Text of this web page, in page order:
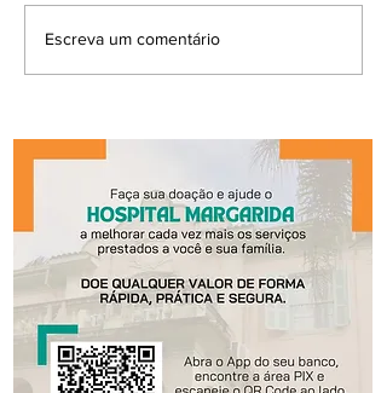
Escreva um comentário